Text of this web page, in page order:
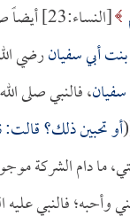
[النساء:23] أيضاً صفة كاشفة، وليست مخصصة.
أبي سفيانرضي
سفيان، فالنبي صلى
أو تحبين ذلك؟
ما دام الشركة
فالنبي